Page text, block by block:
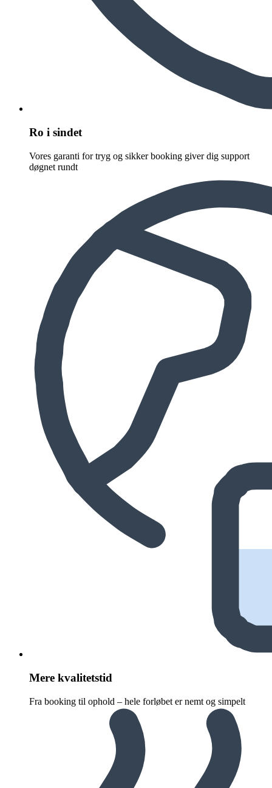
Ro i sindet
Vores garanti for tryg og sikker booking giver dig support
døgnet rundt
Mere kvalitetstid
Fra booking til ophold – hele forløbet er nemt og simpelt